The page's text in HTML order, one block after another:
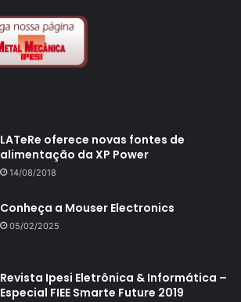
LATeRe oferece novas fontes de
alimentação da XP Power
14/08/2018
Conheça a Mouser Electronics
05/02/2025
Revista Ipesi Eletrônica & Informática –
Especial FIEE Smarte Future 2019